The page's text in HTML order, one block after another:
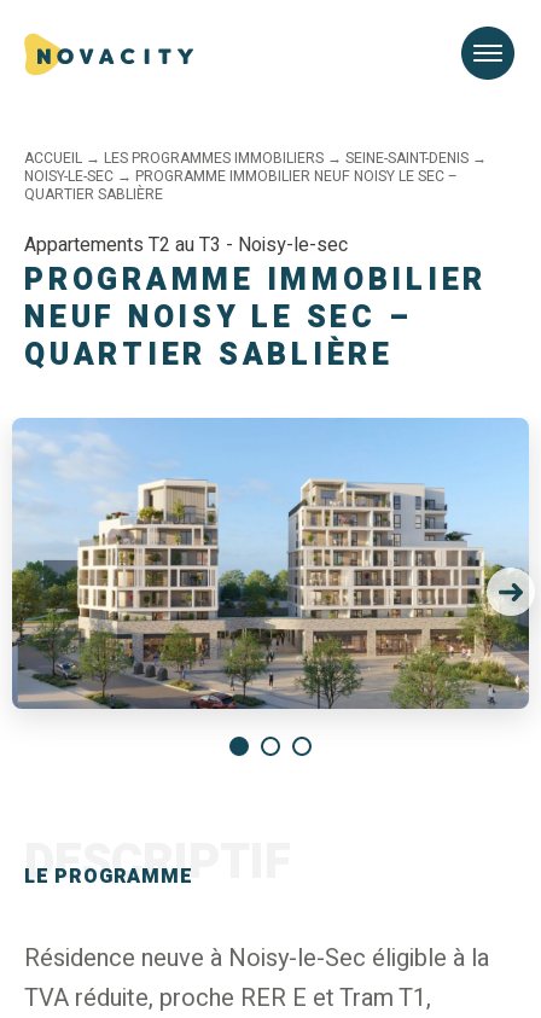
ACCUEIL → LES PROGRAMMES IMMOBILIERS → SEINE-SAINT-DENIS →
NOISY-LE-SEC → PROGRAMME IMMOBILIER NEUF NOISY LE SEC –
QUARTIER SABLIÈRE
Appartements T2 au T3 - Noisy-le-sec
PROGRAMME IMMOBILIER
NEUF NOISY LE SEC –
QUARTIER SABLIÈRE
LE PROGRAMME
DESCRIPTIF
Résidence neuve à Noisy-le-Sec éligible à la
TVA réduite, proche RER E et Tram T1,